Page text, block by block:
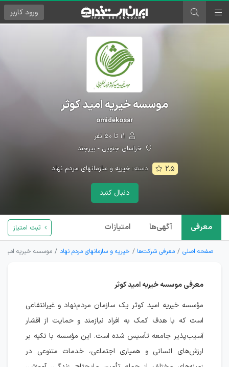
ورود کاربر
موسسه خیریه امید کوثر
omidekosar
خراسان جنوبی - بیرجند
۲.۵ دسته: خیریه و سازمانهای مردم نهاد
دنبال کنید
معرفی آگهی‌ها امتیازات ثبت امتیاز
صفحه اصلی معرفی شرکت‌ها خیریه و سازمانهای مردم نهاد موسسه خیریه امید
معرفی موسسه خیریه امید کوثر
مؤسسه خیریه امید کوثر یک سازمان مردم‌نهاد و غیرانتفاعی
است که با هدف کمک به افراد نیازمند و حمایت از اقشار
آسیب‌پذیر جامعه تأسیس شده است. این مؤسسه با تکیه بر
ارزش‌های انسانی و همیاری اجتماعی، خدمات متنوعی در